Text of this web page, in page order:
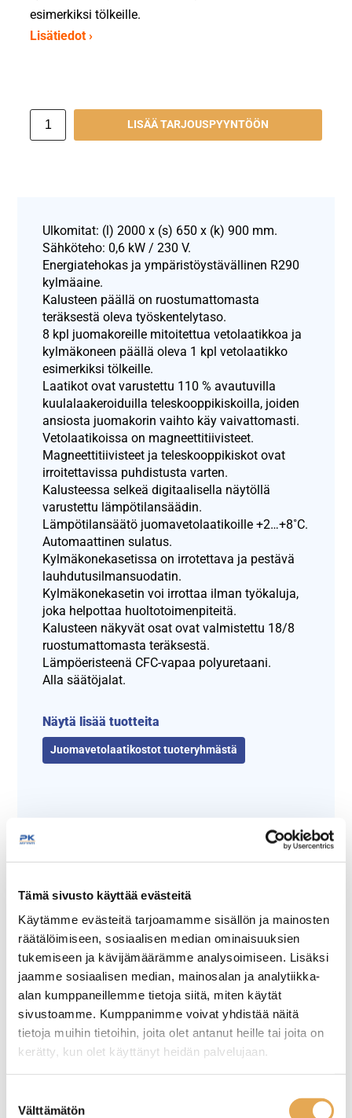
Tämä sivusto käyttää evästeitä
Käytämme evästeitä tarjoamamme sisällön ja mainosten
räätälöimiseen, sosiaalisen median ominaisuuksien
tukemiseen ja kävijämäärämme analysoimiseen. Lisäksi
jaamme sosiaalisen median, mainosalan ja analytiikka-
alan kumppaneillemme tietoja siitä, miten käytät
sivustoamme. Kumppanimme voivat yhdistää näitä
tietoja muihin tietoihin, joita olet antanut heille tai joita on
kerätty, kun olet käyttänyt heidän palvelujaan.
valinta
Välttämätön
esimerkiksi tölkeille.
Lisätiedot ›
LISÄÄ TARJOUSPYYNTÖÖN
Ulkomitat: (l) 2000 x (s) 650 x (k) 900 mm.
Sähköteho: 0,6 kW / 230 V.
Energiatehokas ja ympäristöystävällinen R290
kylmäaine.
Kalusteen päällä on ruostumattomasta
teräksestä oleva työskentelytaso.
8 kpl juomakoreille mitoitettua vetolaatikkoa ja
kylmäkoneen päällä oleva 1 kpl vetolaatikko
esimerkiksi tölkeille.
Laatikot ovat varustettu 110 % avautuvilla
kuulalaakeroiduilla teleskooppikiskoilla, joiden
ansiosta juomakorin vaihto käy vaivattomasti.
Vetolaatikoissa on magneettitiivisteet.
Magneettitiivisteet ja teleskooppikiskot ovat
irroitettavissa puhdistusta varten.
Kalusteessa selkeä digitaalisella näytöllä
varustettu lämpötilansäädin.
Lämpötilansäätö juomavetolaatikoille +2…+8˚C.
Automaattinen sulatus.
Kylmäkonekasetissa on irrotettava ja pestävä
lauhdutusilmansuodatin.
Kylmäkonekasetin voi irrottaa ilman työkaluja,
joka helpottaa huoltotoimenpiteitä.
Kalusteen näkyvät osat ovat valmistettu 18/8
ruostumattomasta teräksestä.
Lämpöeristeenä CFC-vapaa polyuretaani.
Alla säätöjalat.
Näytä lisää tuotteita
Juomavetolaatikostot tuoteryhmästä
Tämäkin laite sopivasti
rahoituksella
TUTUSTU ›